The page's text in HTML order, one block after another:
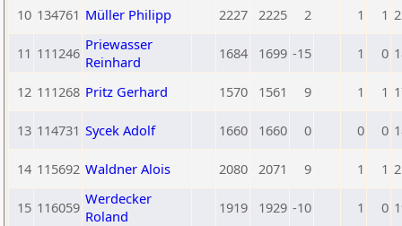
10 134761 Müller Philipp 2227 2225 2 1 1
11 111246 Priewasser
Reinhard
1684 1699 -15 1 0
12 111268 Pritz Gerhard 1570 1561 9 1 1
13 114731 Sycek Adolf 1660 1660 0 0 0
14 115692 Waldner Alois 2080 2071 9 1 1
15 116059 Werdecker
Roland
1919 1929 -10 1 0